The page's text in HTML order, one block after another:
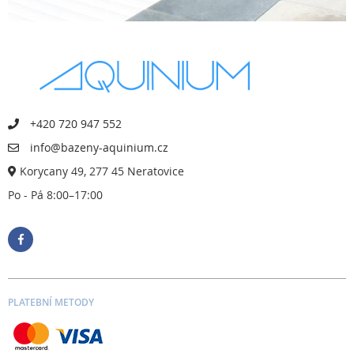
+420 720 947 552
info@bazeny-aquinium.cz
Korycany 49, 277 45 Neratovice
Po - Pá 8:00–17:00
PLATEBNÍ METODY